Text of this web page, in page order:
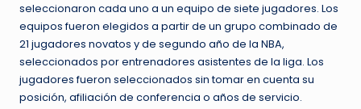
seleccionaron cada uno a un equipo de siete jugadores. Los
equipos fueron elegidos a partir de un grupo combinado de
21 jugadores novatos y de segundo año de la NBA,
seleccionados por entrenadores asistentes de la liga. Los
jugadores fueron seleccionados sin tomar en cuenta su
posición, afiliación de conferencia o años de servicio.